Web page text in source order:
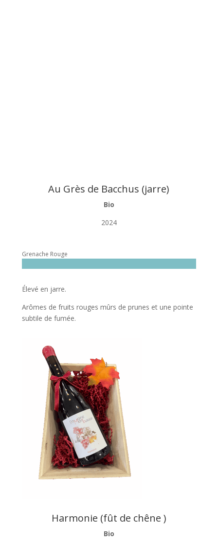
Au Grès de Bacchus (jarre)
Bio
2024
Grenache Rouge
Élevé en jarre.
Arômes de fruits rouges mûrs de prunes et une pointe
subtile de fumée.
Harmonie (fût de chêne )
Bio